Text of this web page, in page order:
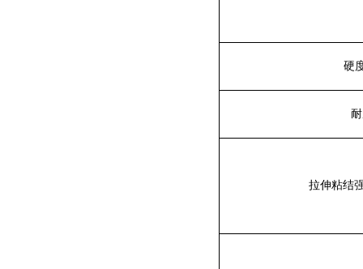
硬
拉伸粘结